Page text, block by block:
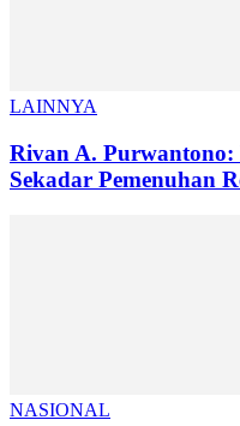
LAINNYA
Rivan A. Purwantono:
Sekadar Pemenuhan
NASIONAL